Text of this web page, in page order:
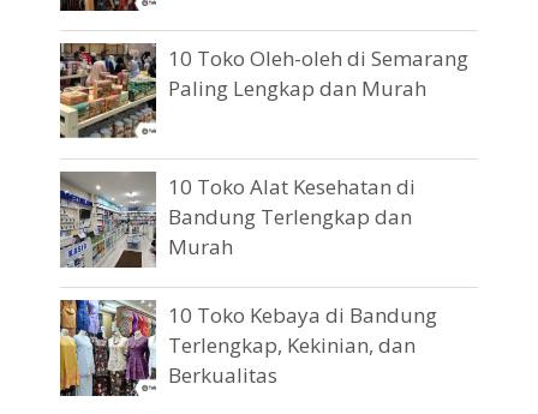
10 Toko Oleh-oleh di Semarang
Paling Lengkap dan Murah
10 Toko Alat Kesehatan di
Bandung Terlengkap dan
Murah
10 Toko Kebaya di Bandung
Terlengkap, Kekinian, dan
Berkualitas